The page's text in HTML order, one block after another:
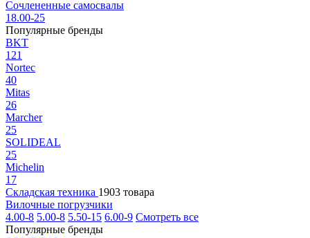
Сочлененные самосвалы
18.00-25
Популярные бренды
BKT
121
Nortec
40
Mitas
26
Marcher
25
SOLIDEAL
25
Michelin
17
Складская техника 1903 товара
Вилочные погрузчики
4.00-8 5.00-8 5.50-15 6.00-9 Смотреть все
Популярные бренды